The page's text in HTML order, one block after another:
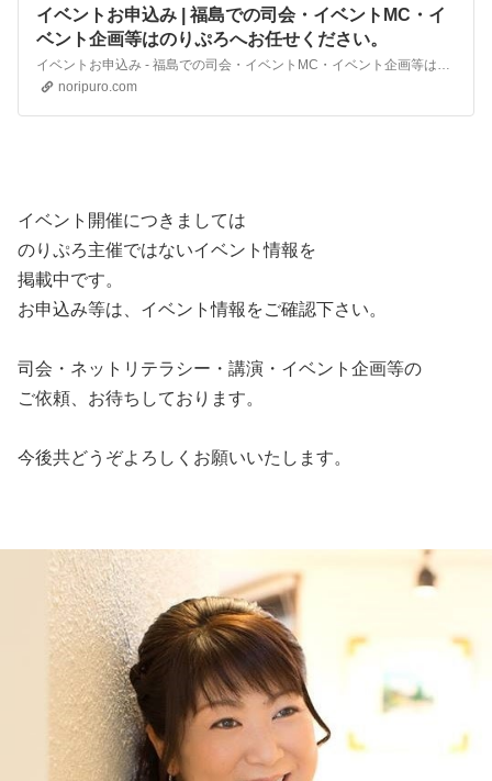
イベントお申込み | 福島での司会・イベントMC・イ
ベント企画等はのりぷろへお任せください。
イベントお申込み - 福島での司会・イベントMC・イベント企画等はのりぷろへお任せください。
noripuro.com
イベント開催につきましては
のりぷろ主催ではないイベント情報を
掲載中です。
お申込み等は、イベント情報をご確認下さい。
司会・ネットリテラシー・講演・イベント企画等の
ご依頼、お待ちしております。
今後共どうぞよろしくお願いいたします。